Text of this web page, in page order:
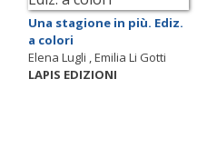
Una stagione in più. Ediz.
a colori
Elena Lugli , Emilia Li Gotti
LAPIS EDIZIONI